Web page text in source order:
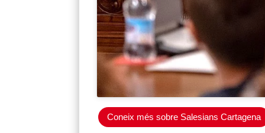
Coneix més sobre Salesians Cartagena